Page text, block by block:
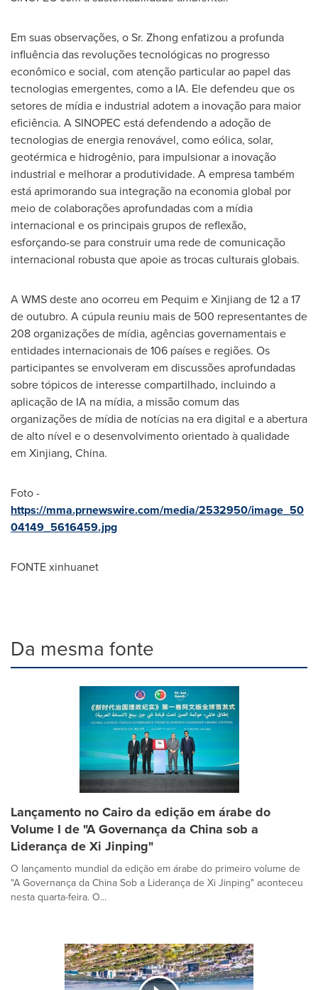
Em suas observações, o Sr. Zhong enfatizou a profunda
influência das revoluções tecnológicas no progresso
econômico e social, com atenção particular ao papel das
tecnologias emergentes, como a IA. Ele defendeu que os
setores de mídia e industrial adotem a inovação para maior
eficiência. A SINOPEC está defendendo a adoção de
tecnologias de energia renovável, como eólica, solar,
geotérmica e hidrogênio, para impulsionar a inovação
industrial e melhorar a produtividade. A empresa também
está aprimorando sua integração na economia global por
meio de colaborações aprofundadas com a mídia
internacional e os principais grupos de reflexão,
esforçando-se para construir uma rede de comunicação
internacional robusta que apoie as trocas culturais globais.
A WMS deste ano ocorreu em Pequim e Xinjiang de 12 a 17
de outubro. A cúpula reuniu mais de 500 representantes de
208 organizações de mídia, agências governamentais e
entidades internacionais de 106 países e regiões. Os
participantes se envolveram em discussões aprofundadas
sobre tópicos de interesse compartilhado, incluindo a
aplicação de IA na mídia, a missão comum das
organizações de mídia de notícias na era digital e a abertura
de alto nível e o desenvolvimento orientado à qualidade
em Xinjiang, China.
Foto -
https://mma.prnewswire.com/media/2532950/image_50
04149_5616459.jpg
FONTE xinhuanet
Da mesma fonte
Lançamento no Cairo da edição em árabe do
Volume I de "A Governança da China sob a
Liderança de Xi Jinping"
O lançamento mundial da edição em árabe do primeiro volume de
"A Governança da China Sob a Liderança de Xi Jinping" aconteceu
nesta quarta-feira. O...